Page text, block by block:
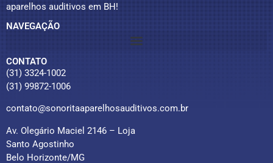
aparelhos auditivos em BH!
NAVEGAÇÃO
CONTATO
(31) 3324-1002
(31) 99872-1006
contato@sonoritaaparelhosauditivos.com.br
Av. Olegário Maciel 2146 – Loja
Santo Agostinho
Belo Horizonte/MG